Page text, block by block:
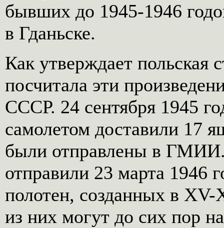
бывших до 1945-1946
в Гданьске.
Как утверждает польская
посчитала эти
СССР. 24 сентября 1945
самолетом доставили 17
были отправлены в
отправили 23 марта 1946
полотен, созданных в
из них могут до сих пор